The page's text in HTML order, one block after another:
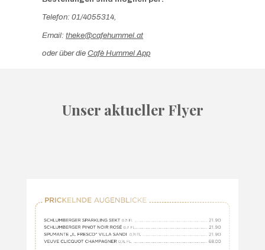
Telefon:01/4055314,
Email:theke@cafehummel.at
oder über dieCafè Hummel App
Unser aktueller Flyer